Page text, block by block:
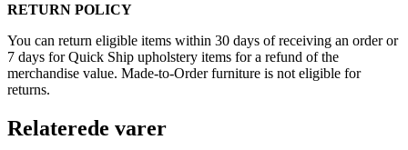
RETURN POLICY
You can return eligible items within 30 days of receiving an order or
7 days for Quick Ship upholstery items for a refund of the
merchandise value. Made-to-Order furniture is not eligible for
returns.
Relaterede varer